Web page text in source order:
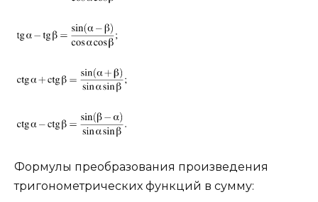
Формулы преобразования произведения
тригонометрических функций в сумму: